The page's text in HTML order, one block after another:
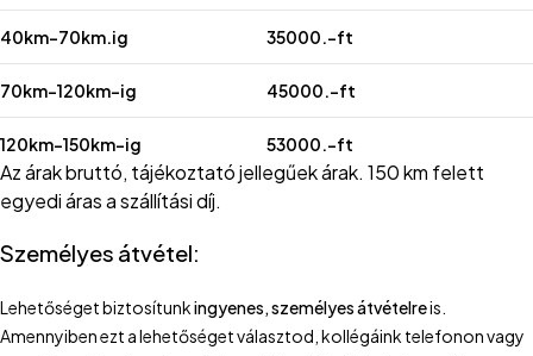
40km-70km.ig 35000.-ft
70km-120km-ig 45000.-ft
120km-150km-ig 53000.-ft
Az árak bruttó, tájékoztató jellegűek árak. 150 km felett
egyedi áras a szállítási díj.
Személyes átvétel:
Lehetőséget biztosítunkingyenes, személyes átvételreis.
Amennyiben ezt a lehetőséget választod, kollégáink telefonon vagy